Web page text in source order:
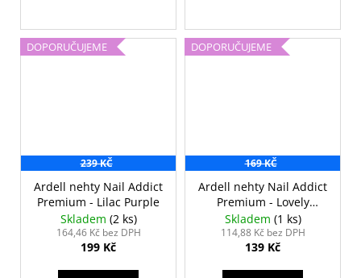
DOPORUČUJEME
239 KČ
Ardell nehty Nail Addict
Premium - Lilac Purple
Skladem (2 ks)
164,46 Kč bez DPH
199 Kč
DOPORUČUJEME
169 KČ
Ardell nehty Nail Addict
Premium - Lovely
Lavender
Skladem (1 ks)
114,88 Kč bez DPH
139 Kč